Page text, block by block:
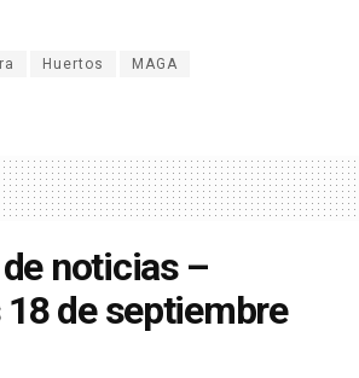
Huertos MAGA
noticias –
de septiembre